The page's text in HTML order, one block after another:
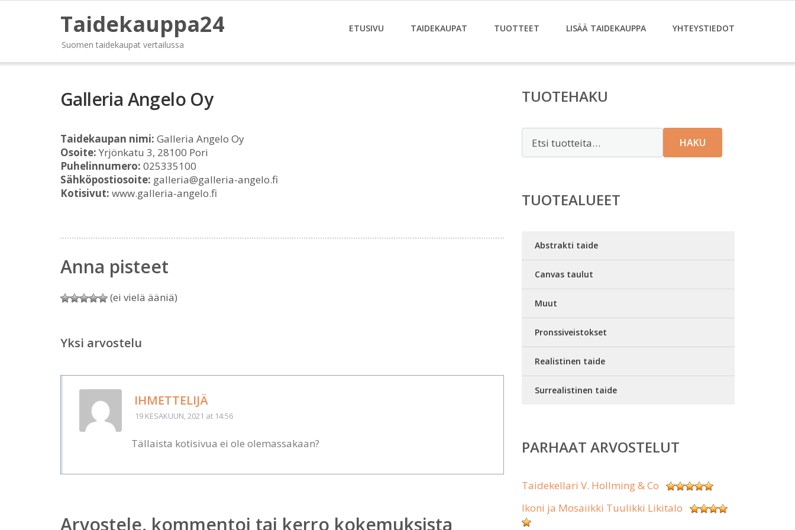
Taidekauppa24
Suomen taidekaupat vertailussa
ETUSIVU TAIDEKAUPAT TUOTTEET LISÄÄ TAIDEKAUPPA YHTEYSTIEDOT
Galleria Angelo Oy
Taidekaupan nimi: Galleria Angelo Oy
Osoite: Yrjönkatu 3, 28100 Pori
Puhelinnumero: 025335100
Sähköpostiosoite: galleria@galleria-angelo.fi
Kotisivut: www.galleria-angelo.fi
Anna pisteet
(ei vielä ääniä)
Yksi arvostelu
IHMETTELIJÄ
19 KESÄKUUN, 2021 at 14:56
Tällaista kotisivua ei ole olemassakaan?
Arvostele, kommentoi tai kerro kokemuksista
TUOTEHAKU
HAKU
TUOTEALUEET
Abstrakti taide
Canvas taulut
Muut
Pronssiveistokset
Realistinen taide
Surrealistinen taide
PARHAAT ARVOSTELUT
Taidekellari V. Hollming & Co
Ikoni ja Mosaiikki Tuulikki Likitalo